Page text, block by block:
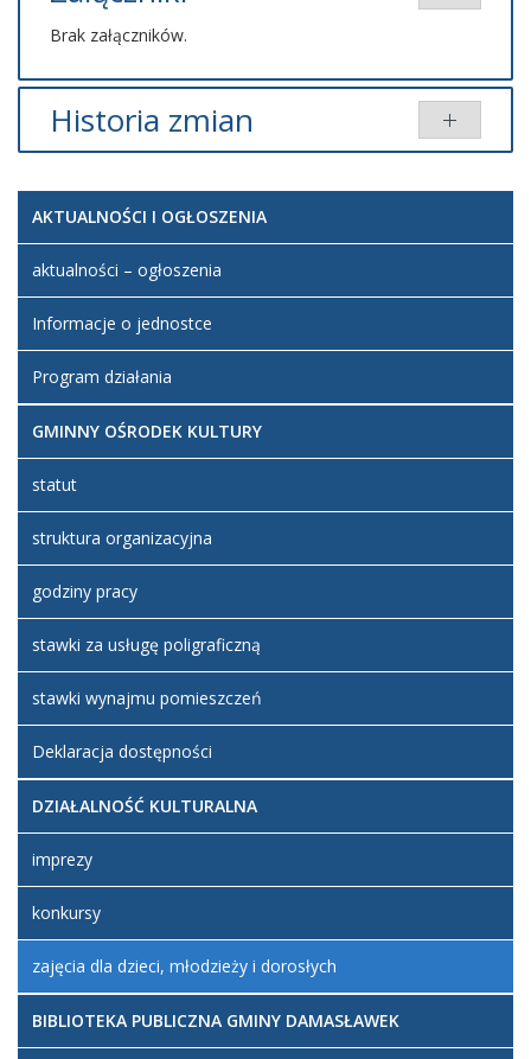
Brak załączników.
Historia zmian
Artykuł
został
utworzony.
poniedziałek,
23 listopad
Jerzakowski
AKTUALNOŚCI I OGŁOSZENIA
aktualności – ogłoszenia
Informacje o jednostce
Program działania
GMINNY OŚRODEK KULTURY
statut
struktura organizacyjna
godziny pracy
stawki za usługę poligraficzną
stawki wynajmu pomieszczeń
Deklaracja dostępności
DZIAŁALNOŚĆ KULTURALNA
imprezy
konkursy
zajęcia dla dzieci, młodzieży i dorosłych
BIBLIOTEKA PUBLICZNA GMINY DAMASŁAWEK